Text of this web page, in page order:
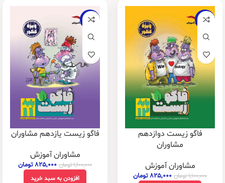
-25%
فاگو زیست دوازدهم
مشاوران
مشاوران آموزش
۱,۱۰۰,۰۰۰تومان ۸۲۵,۰۰۰ تومان
-25%
فاگو زیست یازدهم مشاوران
مشاوران آموزش
۱,۱۰۰,۰۰۰تومان ۸۲۵,۰۰۰ تومان
افزودن به سبد خرید